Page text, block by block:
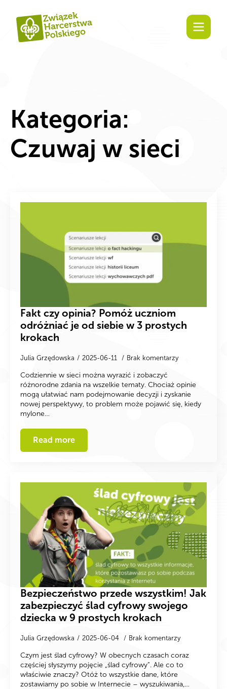
Kategoria:
Czuwaj w sieci
Fakt czy opinia? Pomóż uczniom
odróżniać je od siebie w 3 prostych
krokach
Julia Grzędowska 2025-06-11 Brak komentarzy
Codziennie w sieci można wyrazić i zobaczyć
różnorodne zdania na wszelkie tematy. Chociaż opinie
mogą ułatwiać nam podejmowanie decyzji i zyskanie
nowej perspektywy, to problem może pojawić się, kiedy
mylone…
Read more
Bezpieczeństwo przede wszystkim! Jak
zabezpieczyć ślad cyfrowy swojego
dziecka w 9 prostych krokach
Julia Grzędowska 2025-06-04 Brak komentarzy
Czym jest ślad cyfrowy? W obecnych czasach coraz
częściej słyszymy pojęcie „ślad cyfrowy”. Ale co to
właściwie znaczy? Otóż to wszystkie dane, które
zostawiamy po sobie w Internecie – wyszukiwania,…